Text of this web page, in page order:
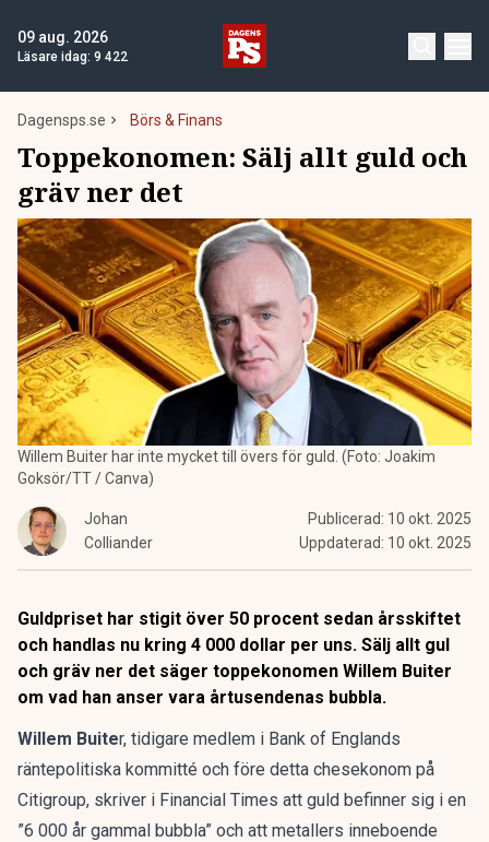
09 aug. 2026
Läsare idag: 9 422
Dagensps.se Börs & Finans
Toppekonomen: Sälj allt guld och
gräv ner det
Willem Buiter har inte mycket till övers för guld. (Foto: Joakim
Goksör/TT / Canva)
Johan
Colliander
Publicerad: 10 okt. 2025
Uppdaterad: 10 okt. 2025
Guldpriset har stigit över 50 procent sedan årsskiftet
och handlas nu kring 4 000 dollar per uns. Sälj allt gul
och gräv ner det säger toppekonomen Willem Buiter
om vad han anser vara årtusendenas bubbla.
Willem Buiter, tidigare medlem i Bank of Englands
räntepolitiska kommitté och före detta chesekonom på
Citigroup, skriver i Financial Times att guld befinner sig i en
”6 000 år gammal bubbla” och att metallers inneboende